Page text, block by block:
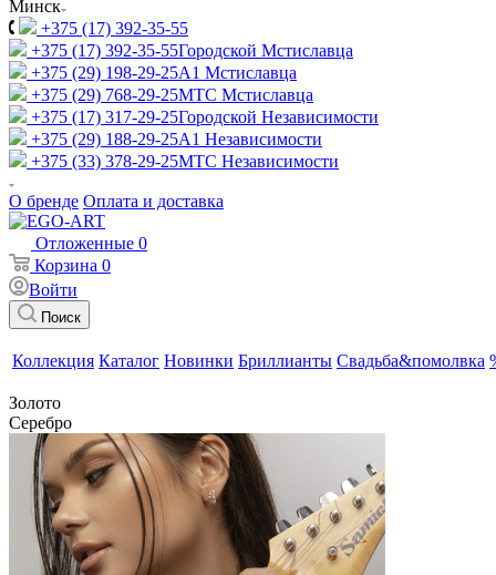
Минск
+375 (17) 392-35-55
+375 (17) 392-35-55Городской Мстиславца
+375 (29) 198-29-25A1 Мстиславца
+375 (29) 768-29-25МТС Мстиславца
+375 (17) 317-29-25Городской Независимости
+375 (29) 188-29-25A1 Независимости
+375 (33) 378-29-25МТС Независимости
О бренде Оплата и доставка
Отложенные 0
Корзина 0
Войти
Поиск
Коллекция Каталог Новинки Бриллианты Свадьба&помолвка
Золото
Серебро